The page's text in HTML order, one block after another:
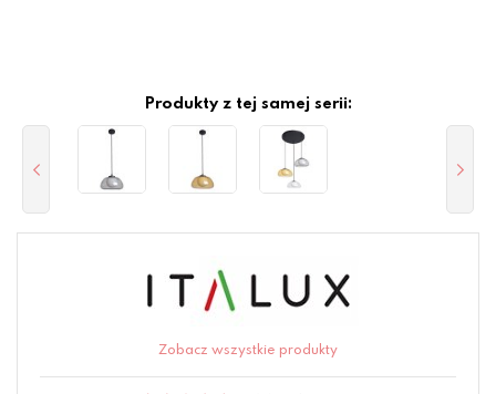
Produkty z tej samej serii:
Zobacz wszystkie produkty